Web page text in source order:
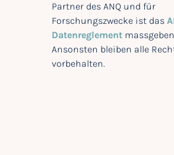
Partner des ANQ und für
Forschungszwecke ist das
Datenreglement
Ansonsten bleiben alle
vorbehalten.